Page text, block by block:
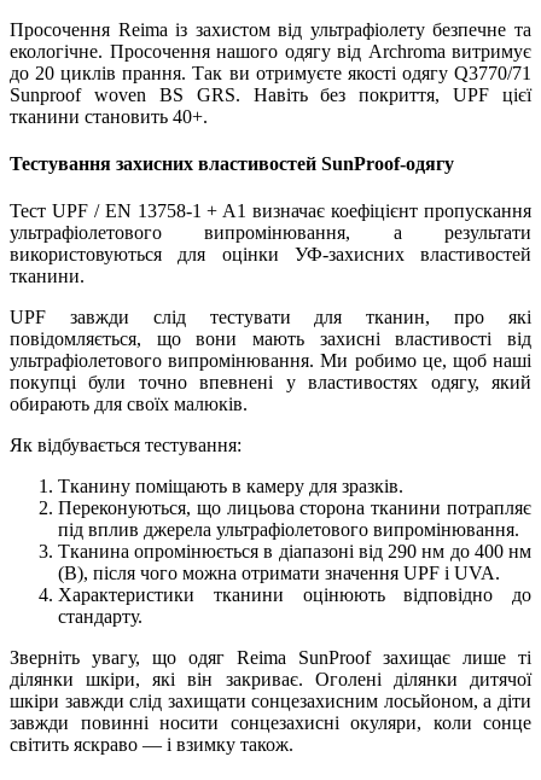
Просочення Reima із захистом від ультрафіолету безпечне та
екологічне. Просочення нашого одягу від Archroma витримує
до 20 циклів прання. Так ви отримуєте якості одягу Q3770/71
Sunproof woven BS GRS. Навіть без покриття, UPF цієї
тканини становить 40+.
Тестування захисних властивостей SunProof-одягу
Тест UPF / EN 13758-1 + A1 визначає коефіцієнт пропускання
ультрафіолетового випромінювання, а результати
використовуються для оцінки УФ-захисних властивостей
тканини.
UPF завжди слід тестувати для тканин, про які
повідомляється, що вони мають захисні властивості від
ультрафіолетового випромінювання. Ми робимо це, щоб наші
покупці були точно впевнені у властивостях одягу, який
обирають для своїх малюків.
Як відбувається тестування:
Тканину поміщають в камеру для зразків.
Переконуються, що лицьова сторона тканини потрапляє
під вплив джерела ультрафіолетового випромінювання.
Тканина опромінюється в діапазоні від 290 нм до 400 нм
(B), після чого можна отримати значення UPF і UVA.
Характеристики тканини оцінюють відповідно до
стандарту.
Зверніть увагу, що одяг Reima SunProof захищає лише ті
ділянки шкіри, які він закриває. Оголені ділянки дитячої
шкіри завжди слід захищати сонцезахисним лосьйоном, а діти
завжди повинні носити сонцезахисні окуляри, коли сонце
світить яскраво — і взимку також.